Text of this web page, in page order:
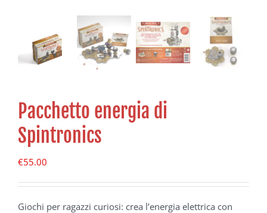
Pacchetto energia di
Spintronics
€55.00
Giochi per ragazzi curiosi: crea l’energia elettrica con